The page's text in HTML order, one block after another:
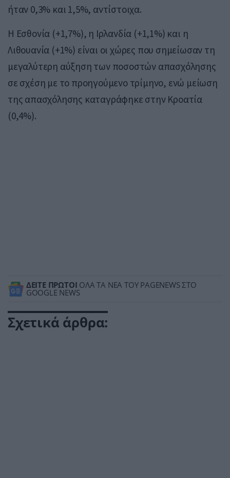
ήταν 0,3% και 1,5%, αντίστοιχα.
Η Εσθονία (+1,7%), η Ιρλανδία (+1,1%) και η
Λιθουανία (+1%) είναι οι χώρες που σημείωσαν τη
μεγαλύτερη αύξηση των ποσοστών απασχόλησης
σε σχέση με το προηγούμενο τρίμηνο, ενώ μείωση
της απασχόλησης καταγράφηκε στην Κροατία
(0,4%).
ΔΕΙΤΕ ΠΡΩΤΟΙ ΟΛΑ ΤΑ ΝΕΑ ΤΟΥ PAGENEWS ΣΤΟ
GOOGLE NEWS
Σχετικά άρθρα: